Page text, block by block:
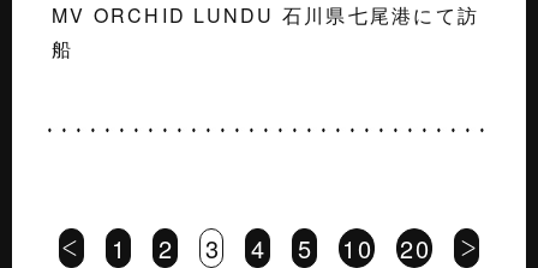
MV ORCHID LUNDU 石川県七尾港にて訪
船
1 2 3 4 5 10 20